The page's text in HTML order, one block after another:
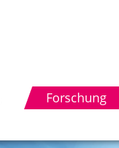
Forschung